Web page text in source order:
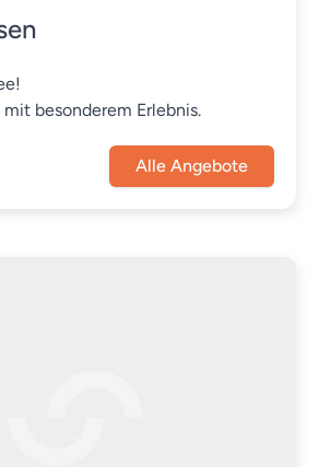
besonderem Erlebnis.
Alle Angebote